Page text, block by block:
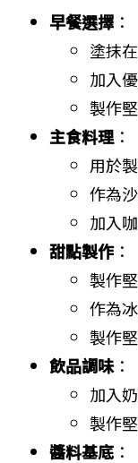
早餐選擇 ：
塗抹
加入
製作
主食料理：
用於
作為
加入
甜點製作：
製作
作為
製作
飲品調味：
加入
製作
醬料基底 ：